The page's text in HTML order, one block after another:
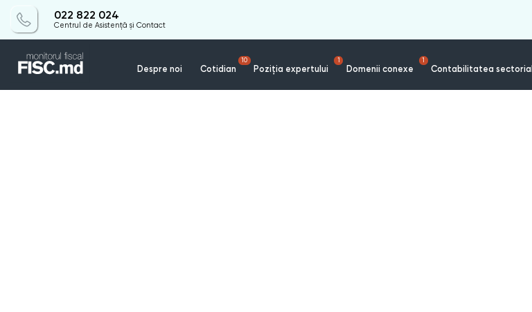
022 822 024
Centrul de Asistență și Contact
Despre noi Cotidian
10
Poziția expertului
1
Domenii conexe
1
Contabilitatea